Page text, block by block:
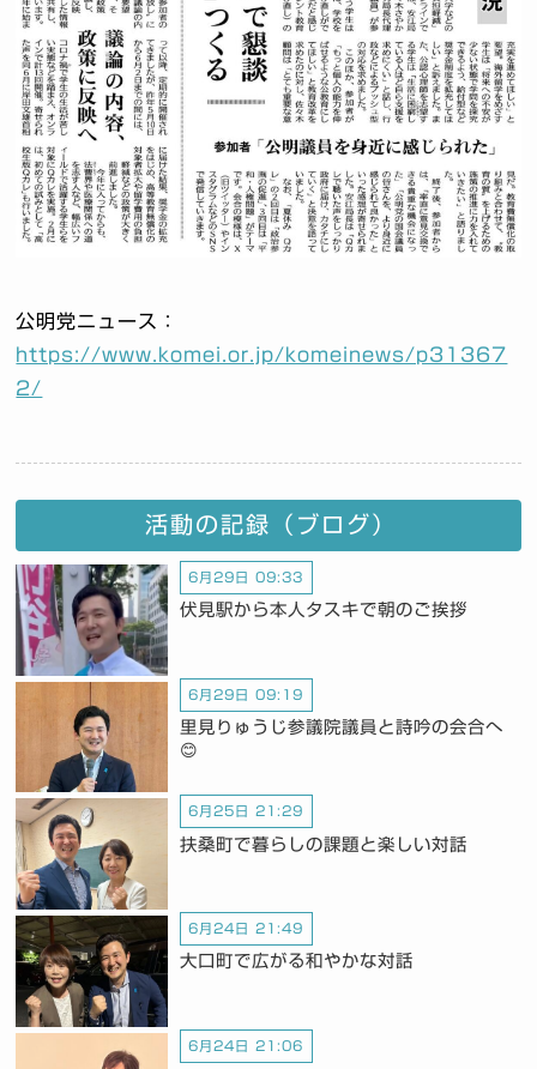
公明党ニュース：
https://www.komei.or.jp/komeinews/p31367
2/
活動の記録（ブログ）
6月29日 09:33
伏見駅から本人タスキで朝のご挨拶
6月29日 09:19
里見りゅうじ参議院議員と詩吟の会合へ
😊
6月25日 21:29
扶桑町で暮らしの課題と楽しい対話
6月24日 21:49
大口町で広がる和やかな対話
6月24日 21:06